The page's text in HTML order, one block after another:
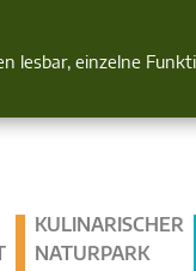
lesbar, einzelne
KULINARISCHER
NATURPARK